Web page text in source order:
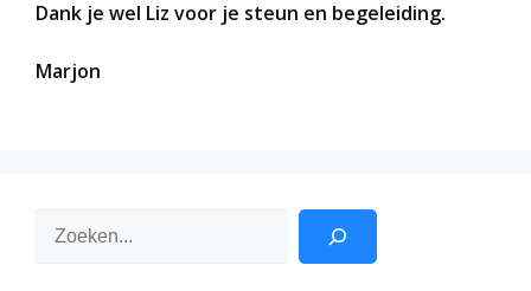
Dank je wel Liz voor je steun en begeleiding.
Marjon
Zoeken